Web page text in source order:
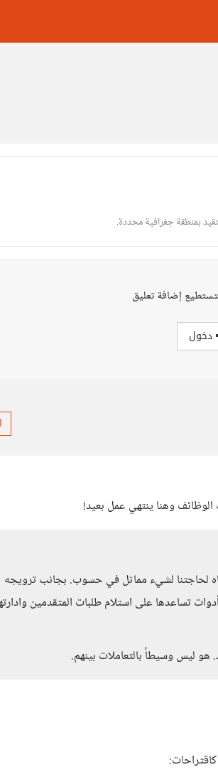
بمنطقة جغرافية محددة.
إضافة تعليق
دخول
وهنا ينتهي عمل بعيد!
لحاجتنا لشيء مماثل في حسوب. بجانب ترويجه
تساعدها على استلام طلبات المتقدمين
ليس وسيطاً بالتعاملات بينهم.